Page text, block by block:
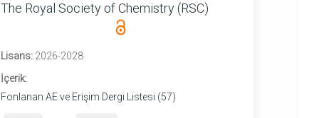
The Royal Society of Chemistry (RSC)
Lisans:2026-2028
İçerik:
Fonlanan AE ve Erişim Dergi Listesi (57)